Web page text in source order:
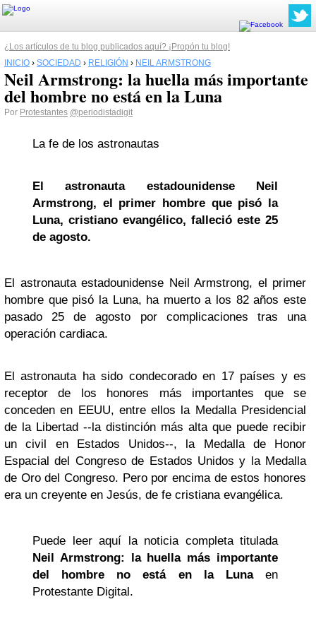
¿Los artículos de tu blog publicados aquí? ¡Propón tu blog!
INICIO › SOCIEDAD › RELIGIÓN › NEIL ARMSTRONG
Neil Armstrong: la huella más importante
del hombre no está en la Luna
Por Protestantes @periodistadigit
La fe de los astronautas
El astronauta estadounidense Neil
Armstrong, el primer hombre que pisó la
Luna, cristiano evangélico, falleció este 25
de agosto.
El astronauta estadounidense Neil Armstrong, el primer
hombre que pisó la Luna, ha muerto a los 82 años este
pasado 25 de agosto por complicaciones tras una
operación cardiaca.
El astronauta ha sido condecorado en 17 países y es
receptor de los honores más importantes que se
conceden en EEUU, entre ellos la Medalla Presidencial
de la Libertad --la distinción más alta que puede recibir
un civil en Estados Unidos--, la Medalla de Honor
Espacial del Congreso de Estados Unidos y la Medalla
de Oro del Congreso. Pero por encima de estos honores
era un creyente en Jesús, de fe cristiana evangélica.
Puede leer aquí la noticia completa titulada
Neil Armstrong: la huella más importante
del hombre no está en la Lunaen
Protestante Digital.